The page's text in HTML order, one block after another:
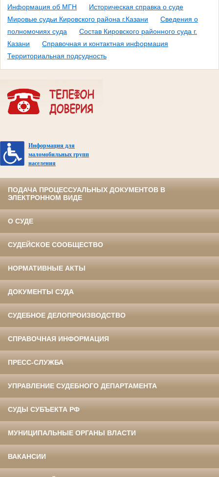
Информация об МГН
Историческая справка о суде
Мировые судьи Кировского района г.Казани
Сведения о
полномочиях суда
Состав Кировского районного суда г.
Казани
Справочная и контактная информация
Территориальная подсудность
Информация для
маломобильных групп
населения
ПОДАЧА ПРОЦЕССУАЛЬНЫХ ДОКУМЕНТОВ В
ЭЛЕКТРОННОМ ВИДЕ
О СУДЕ
СУДЕЙСКОЕ СООБЩЕСТВО
НОРМАТИВНЫЕ АКТЫ
ДОКУМЕНТЫ СУДА
СУДЕБНОЕ ДЕЛОПРОИЗВОДСТВО
СПРАВОЧНАЯ ИНФОРМАЦИЯ
ПРЕСС-СЛУЖБА
УПРАВЛЕНИЕ СУДЕБНОГО ДЕПАРТАМЕНТА
СУДЫ СУБЪЕКТА РФ
МУНИЦИПАЛЬНЫЕ ОРГАНЫ ВЛАСТИ
ВАКАНСИИ